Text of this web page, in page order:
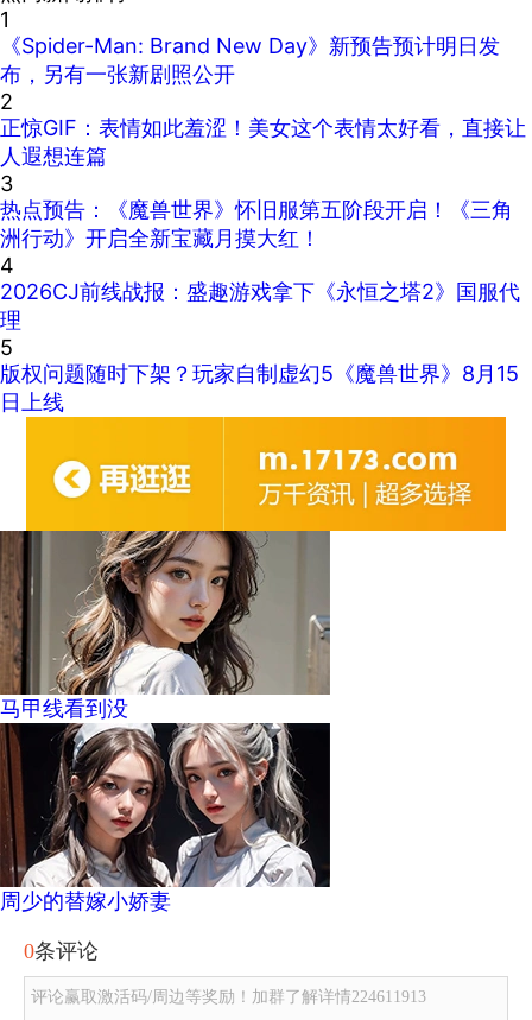
1
《Spider-Man: Brand New Day》新预告预计明日发
布，另有一张新剧照公开
2
正惊GIF：表情如此羞涩！美女这个表情太好看，直接让
人遐想连篇
3
热点预告：《魔兽世界》怀旧服第五阶段开启！《三角
洲行动》开启全新宝藏月摸大红！
4
2026CJ前线战报：盛趣游戏拿下《永恒之塔2》国服代
理
5
版权问题随时下架？玩家自制虚幻5《魔兽世界》8月15
日上线
马甲线看到没
周少的替嫁小娇妻
0条评论
评论赢取激活码/周边等奖励！加群了解详情224611913